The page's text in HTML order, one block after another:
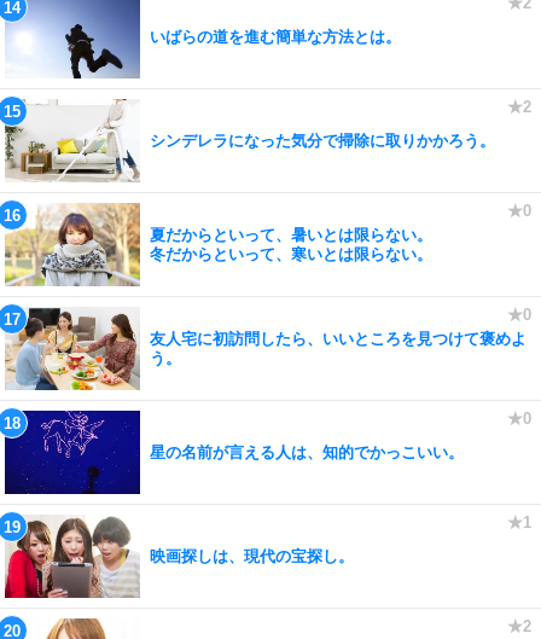
いばらの道を進む簡単な方法とは。
シンデレラになった気分で掃除に取りかかろう。
夏だからといって、暑いとは限らない。
冬だからといって、寒いとは限らない。
友人宅に初訪問したら、いいところを見つけて褒めよ
う。
星の名前が言える人は、知的でかっこいい。
映画探しは、現代の宝探し。